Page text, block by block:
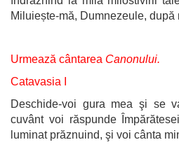
Miluiește-mă, Dumnezeule, după
Urmează cântarea Canonului.
Catavasia I
Deschide-voi gura mea şi se
cuvânt voi răspunde
luminat prăznuind, şi voi cânta